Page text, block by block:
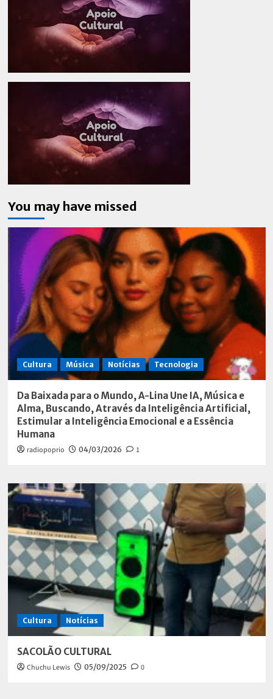
You may have missed
Cultura Música Notícias Tecnologia
Da Baixada para o Mundo, A-Lina Une IA, Música e
Alma, Buscando, Através da Inteligência Artificial,
Estimular a Inteligência Emocional e a Essência
Humana
radiopoprio 04/03/2026 1
Cultura Notícias
SACOLÃO CULTURAL
Chuchu Lewis 05/09/2025 0